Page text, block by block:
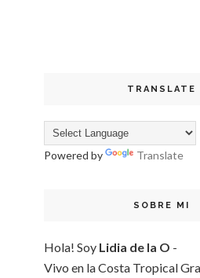
TRANSLATE
Powered by Translate
SOBRE MI
Hola! Soy Lidia de la O -
Vivo en la Costa Tropical